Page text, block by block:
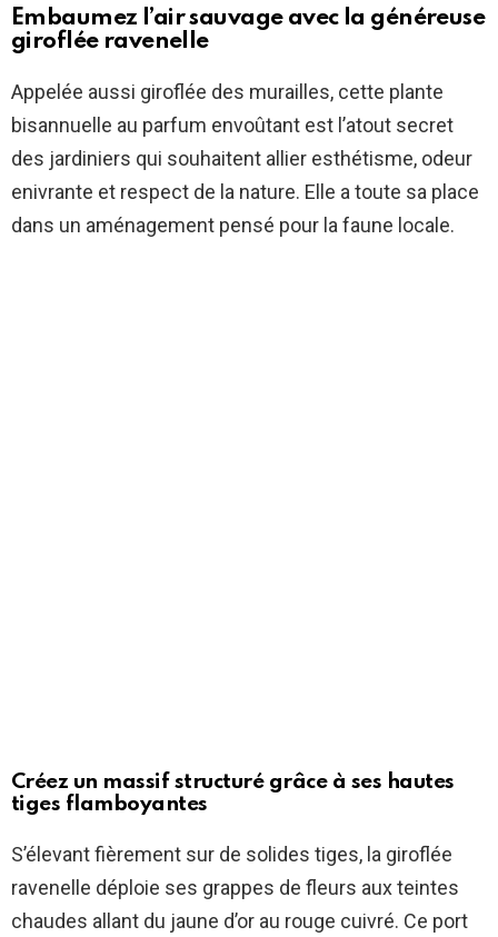
Embaumez l’air sauvage avec la généreuse
giroflée ravenelle
Appelée aussi giroflée des murailles, cette plante
bisannuelle au parfum envoûtant est l’atout secret
des jardiniers qui souhaitent allier esthétisme, odeur
enivrante et respect de la nature. Elle a toute sa place
dans un aménagement pensé pour la faune locale.
Créez un massif structuré grâce à ses hautes
tiges flamboyantes
S’élevant fièrement sur de solides tiges, la giroflée
ravenelle déploie ses grappes de fleurs aux teintes
chaudes allant du jaune d’or au rouge cuivré. Ce port